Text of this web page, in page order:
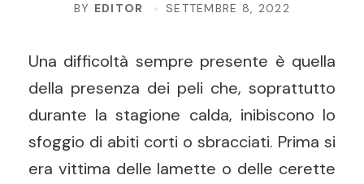
BY EDITOR SETTEMBRE 8, 2022
Una difficoltà sempre presente è quella
della presenza dei peli che, soprattutto
durante la stagione calda, inibiscono lo
sfoggio di abiti corti o sbracciati. Prima si
era vittima delle lamette o delle cerette